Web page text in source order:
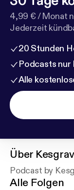
4,99 € / Monat
Jederzeit
20 Stunden
Podcasts nur
Alle
Über
Podcast by
Alle Folgen